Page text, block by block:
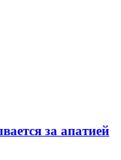
за апатией